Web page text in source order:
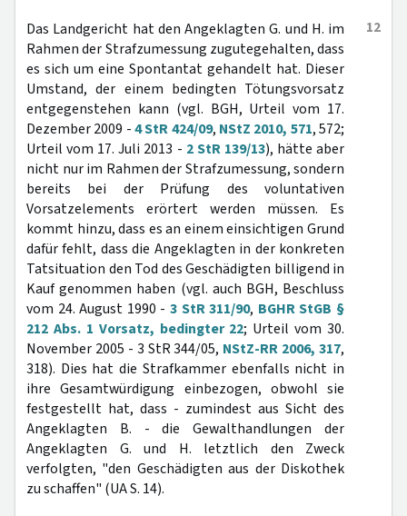
12
Das Landgericht hat den Angeklagten G. und H. im
Rahmen der Strafzumessung zugutegehalten, dass
es sich um eine Spontantat gehandelt hat. Dieser
Umstand, der einem bedingten Tötungsvorsatz
entgegenstehen kann (vgl. BGH, Urteil vom 17.
Dezember 2009 -4 StR 424/09, NStZ 2010, 571, 572;
Urteil vom 17. Juli 2013 - 2 StR 139/13), hätte aber
nicht nur im Rahmen der Strafzumessung, sondern
bereits bei der Prüfung des voluntativen
Vorsatzelements erörtert werden müssen. Es
kommt hinzu, dass es an einem einsichtigen Grund
dafür fehlt, dass die Angeklagten in der konkreten
Tatsituation den Tod des Geschädigten billigend in
Kauf genommen haben (vgl. auch BGH, Beschluss
vom 24. August 1990 - 3 StR 311/90, BGHR StGB §
212 Abs. 1 Vorsatz, bedingter 22; Urteil vom 30.
November 2005 - 3 StR 344/05, NStZ-RR 2006, 317,
318). Dies hat die Strafkammer ebenfalls nicht in
ihre Gesamtwürdigung einbezogen, obwohl sie
festgestellt hat, dass - zumindest aus Sicht des
Angeklagten B. - die Gewalthandlungen der
Angeklagten G. und H. letztlich den Zweck
verfolgten, "den Geschädigten aus der Diskothek
zu schaffen" (UA S. 14).